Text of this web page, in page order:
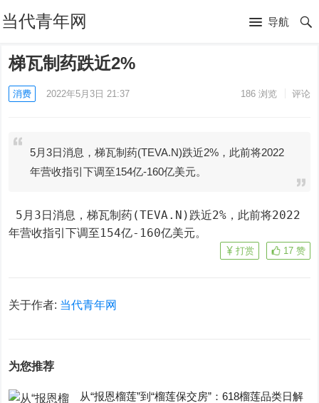
当代青年网 导航
梯瓦制药跌近2%
消费 2022年5月3日 21:37 186浏览 评论
5月3日消息，梯瓦制药(TEVA.N)跌近2%，此前将2022
年营收指引下调至154亿-160亿美元。
年营收指引下调至154亿-160亿美元。
17 赞
打赏
关于作者: 当代青年网
为您推荐
从“报恩榴莲”到“榴莲保交房”：618榴莲品类日解